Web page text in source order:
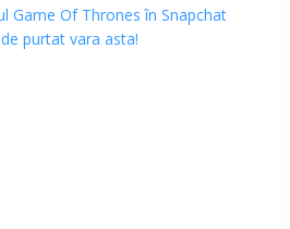
Game Of Thrones în Snapchat
purtat vara asta!